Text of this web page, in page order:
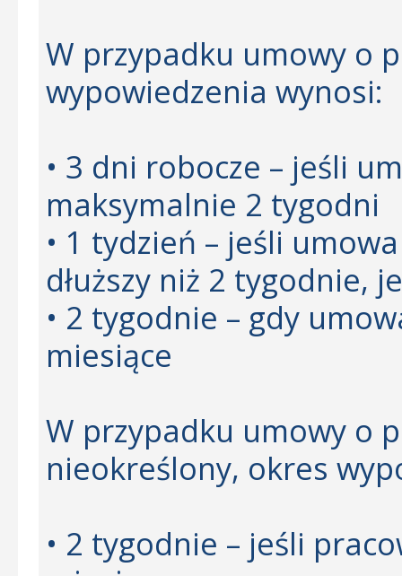
W przypadku umowy o
wypowiedzenia wynosi:
• 3 dni robocze – jeśli
maksymalnie 2 tygodni
• 1 tydzień – jeśli
dłuższy niż 2 tygodnie,
• 2 tygodnie – gdy
miesiące
W przypadku umowy o
nieokreślony, okres
• 2 tygodnie – jeśli